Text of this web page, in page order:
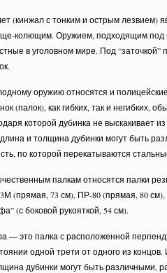
(кинжал с тонким и острым лезвием)
колющим. Оружием, подходящим под
в уголовном мире. Под
оружию относятся и
(палок), как гибких, так и негибких,
которой дубинка не выскакивает
и толщина дубинки могут быть
по которой перекатываются
палкам относятся палки
(прямая, 73 см), ПР-80 (прямая, 80 см),
(с боковой рукояткой, 54 см).
— это палка с расположенной
одной трети от одного из
дубинки могут быть различными,